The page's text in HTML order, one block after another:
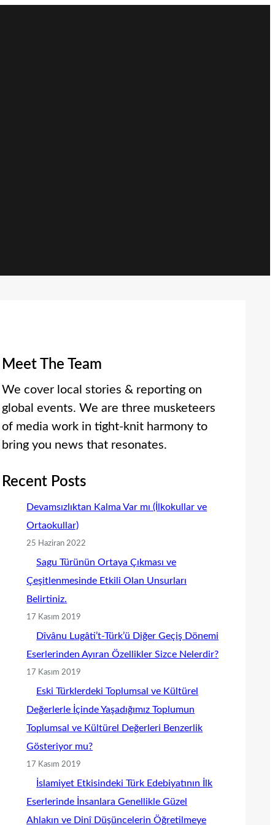
Meet The Team
We cover local stories & reporting on
global events. We are three musketeers
of media work in tight-knit harmony to
bring you news that resonates.
Recent Posts
Devamsızlıktan Kalma Var mı (İlkokullar ve
Ortaokullar)
25 Haziran 2022
Sagu Türünün Ortaya Çıkması ve
Çeşitlenmesinde Etkili Olan Unsurları
Belirtiniz.
17 Kasım 2019
Dîvânu Lugâti’t-Türk’ü Diğer Geçiş Dönemi
Eserlerinden Ayıran Özellikler Sizce Nelerdir?
17 Kasım 2019
Eski Türklerdeki Toplumsal ve Kültürel
Değerlerle İçinde Yaşadığımız Toplumun
Toplumsal ve Kültürel Değerleri Benzerlik
Gösteriyor mu?
17 Kasım 2019
İslamiyet Etkisindeki Türk Edebiyatının İlk
Eserlerinde İnsanlara Genellikle Güzel
Ahlakın ve Dinî Düşüncelerin Öğretilmeye